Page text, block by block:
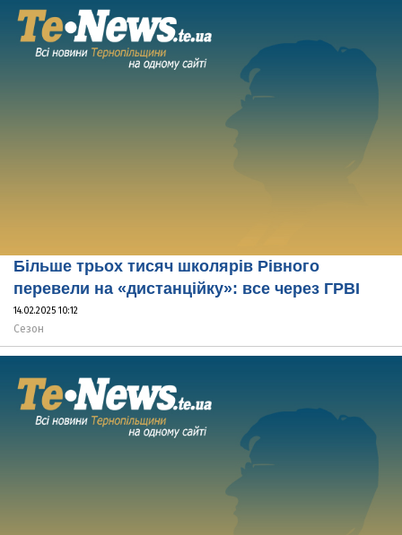
Більше трьох тисяч школярів Рівного
перевели на «дистанційку»: все через ГРВІ
14.02.2025 10:12
Сезон